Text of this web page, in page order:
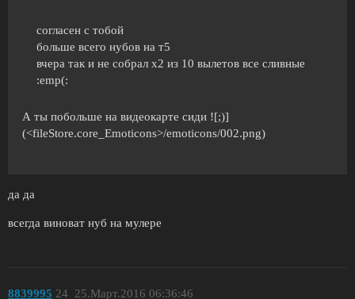
согласен с тобой
больше всего нубов на т5
вчера так и не собрал х2 из 10 вылетов все сливные
:emp(:
А ты побольше на видеокарте сиди ![;)]
(<fileStore.core_Emoticons>/emoticons/002.png)
да да
всегда виноват нуб на мулере
8839995 25.Март.2016 06:36:46
24